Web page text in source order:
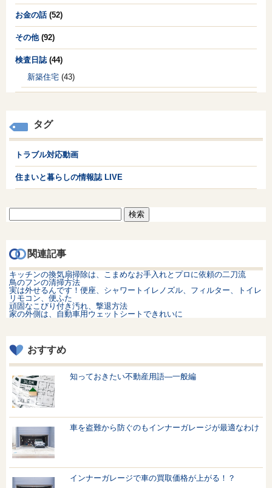
お金の話(52)
その他(92)
検査日誌(44)
新築住宅 (43)
タグ
トラブル対応動画
住まいと暮らしの情報誌 LIVE
関連記事
キッチンの換気扇掃除は、こまめなお手入れとプロに依頼の二刀流
鳥のフンの清掃方法
実は外せるんです！便座、シャワートイレノズル、フィルター、トイレ
リモコン、便ふた
頑固なこびり付き汚れ、撃退方法
家の外側は、自動車用ウェットシートできれいに
おすすめ
知っておきたい不動産用語—一般編
車を盗難から防ぐのもインナーガレージが最適なわけ
インナーガレージで車の買取価格が上がる！？